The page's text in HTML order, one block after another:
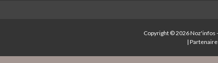
Copyright © 2026Noz'infos
|